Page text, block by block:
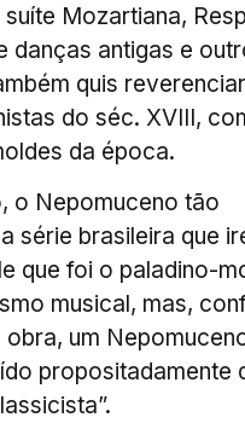
Mozartiana,
danças antigas e
quis
do séc. XVIII,
da época.
o Nepomuceno tão
série brasileira que
que foi o paladino-
musical, mas,
um
propositadamente